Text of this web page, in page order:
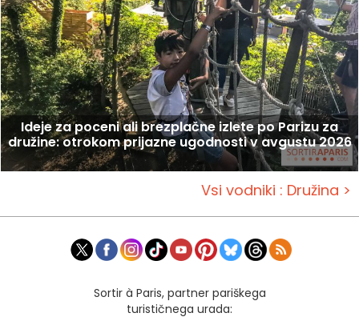
Ideje za poceni ali brezplačne izlete po Parizu za
družine: otrokom prijazne ugodnosti v avgustu 2026
Vsi vodniki : Družina >
Sortir à Paris, partner pariškega
turističnega urada: